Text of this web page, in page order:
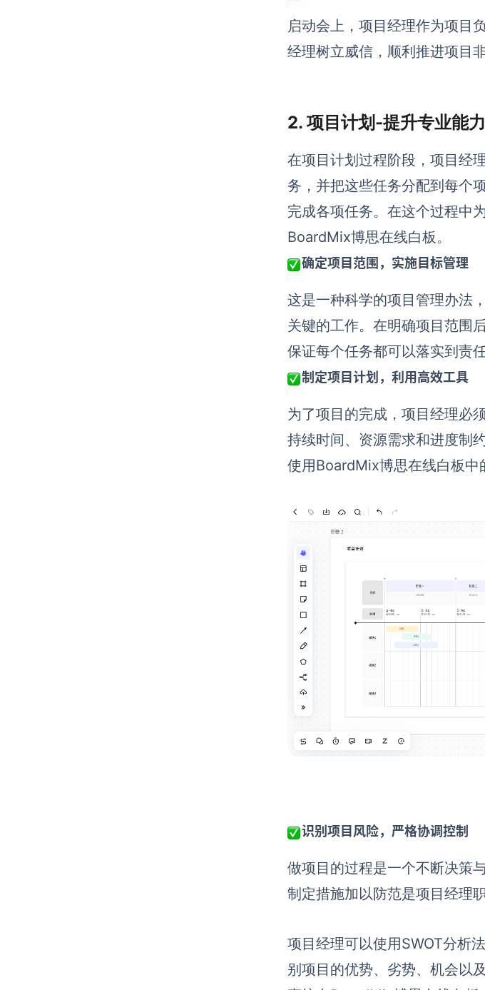
启动会上，项目经理作为项目
经理树立威信，顺利推进项目非
2. 项目计划-提升专业能力
在项目计划过程阶段，项目经
务，并把这些任务分配到每个
完成各项任务。在这个过程
BoardMix博思在线白板。
确定项目范围，实施目标管理
这是一种科学的项目管理办法
关键的工作。在明确项目范围
保证每个任务都可以落实到责
制定项目计划，利用高效工具
为了项目的完成，项目经理必
持续时间、资源需求和进度制
使用BoardMix博思在线白板中
识别项目风险，严格协调控制
做项目的过程是一个不断决策
制定措施加以防范是项目经理
项目经理可以使用SWOT分析
别项目的优势、劣势、机会以